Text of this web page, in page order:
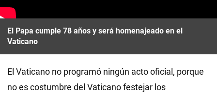
El Papa cumple 78 años y será homenajeado en el
Vaticano
El Vaticano no programó ningún acto oficial, porque
no es costumbre del Vaticano festejar los